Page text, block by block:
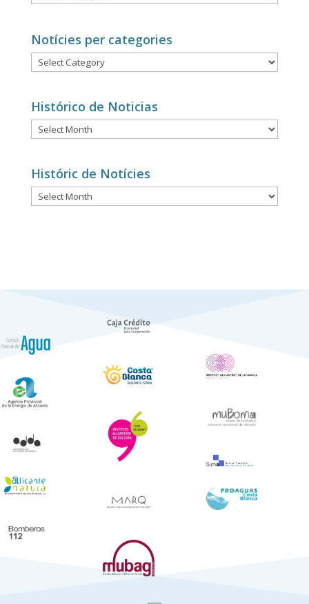
por
Notícies per categories
Notícies
per
Histórico de Noticias
Histórico
de
Históric de Notícies
Históric
de